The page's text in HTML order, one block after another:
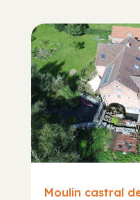
Moulin castral